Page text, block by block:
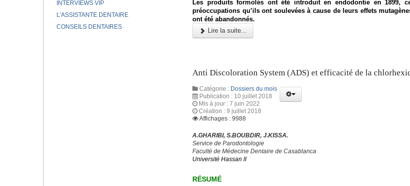
Les produits formolés ont été introduit en endodontie en 1899,
préoccupations qu’ils ont soulevées à cause de leurs effets
ont été abandonnés.
Lire la suite...
Anti Discoloration System (ADS) et efficacité de la
Catégorie : Dossiers du mois
Publication : 10 juillet 2018
Mis à jour : 7 juin 2022
Création : 9 juillet 2018
Affichages : 9988
A.GHARIBI, S.BOUBDIR, J.KISSA.
Service de Parodontologie
Faculté de Médecine Dentaire de Casablanca
Université Hassan II
RÉSUMÉ
INTERVIEWS VIP
L'ASSISTANTE DENTAIRE
CONSEILS DENTAIRES